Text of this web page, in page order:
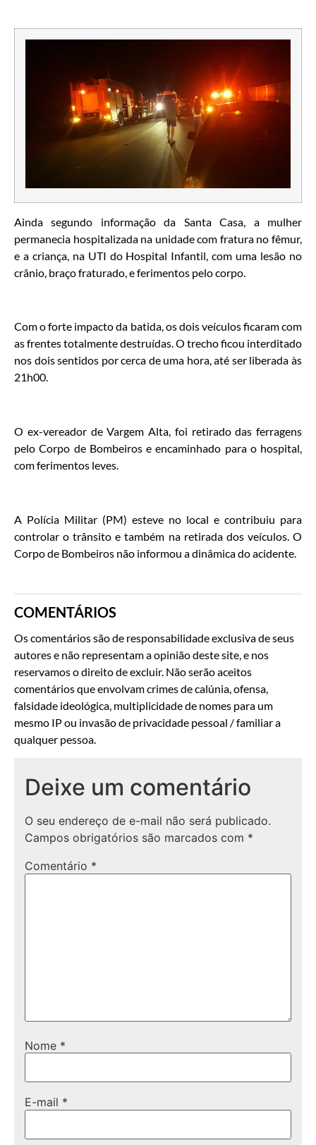
Ainda segundo informação da Santa Casa, a mulher
permanecia hospitalizada na unidade com fratura no fêmur,
e a criança, na UTI do Hospital Infantil, com uma lesão no
crânio, braço fraturado, e ferimentos pelo corpo.
Com o forte impacto da batida, os dois veículos ficaram com
as frentes totalmente destruídas. O trecho ficou interditado
nos dois sentidos por cerca de uma hora, até ser liberada às
21h00.
O ex-vereador de Vargem Alta, foi retirado das ferragens
pelo Corpo de Bombeiros e encaminhado para o hospital,
com ferimentos leves.
A Polícia Militar (PM) esteve no local e contribuiu para
controlar o trânsito e também na retirada dos veículos. O
Corpo de Bombeiros não informou a dinâmica do acidente.
COMENTÁRIOS
Os comentários são de responsabilidade exclusiva de seus
autores e não representam a opinião deste site, e nos
reservamos o direito de excluir. Não serão aceitos
comentários que envolvam crimes de calúnia, ofensa,
falsidade ideológica, multiplicidade de nomes para um
mesmo IP ou invasão de privacidade pessoal / familiar a
qualquer pessoa.
Deixe um comentário
O seu endereço de e-mail não será publicado.
Campos obrigatórios são marcados com *
Comentário *
Nome *
E-mail *